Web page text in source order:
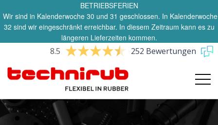
BETRIEBSFERIEN
Wir sind in Kalenderwoche 30 und 31 geschlossen. In Kalenderwoche
32 sind wir eingeschränkt erreichbar. In diesem Zeitraum kann es zu
längeren Lieferzeiten kommen.
8.5 252 Bewertungen